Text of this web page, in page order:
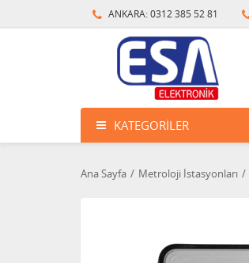
ANKARA: 0312 385 52 81
KATEGORILER
Ana Sayfa Metroloji İstasyonları